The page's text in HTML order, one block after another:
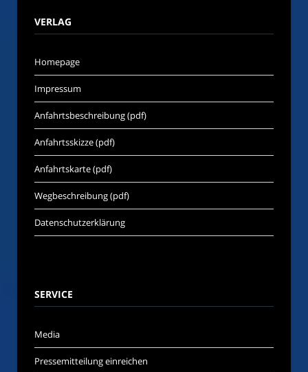
VERLAG
Homepage
Impressum
Anfahrtsbeschreibung (pdf)
Anfahrtsskizze (pdf)
Anfahrtskarte (pdf)
Wegbeschreibung (pdf)
Datenschutzerklärung
SERVICE
Media
Pressemitteilung einreichen